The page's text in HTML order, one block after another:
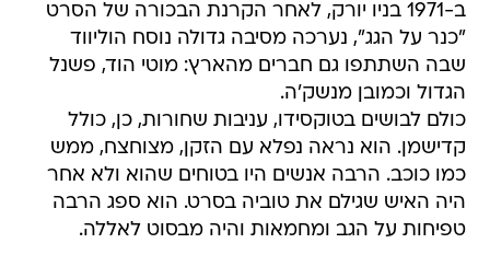
ב-1971 בניו יורק, לאחר הקרנת הבכורה של הסרט
"כנר על הגג", נערכה מסיבה גדולה נוסח הוליווד
שבה השתתפו גם חברים מהארץ: מוטי הוד, פשנל
הגדול וכמובן מנשק'ה.
כולם לבושים בטוקסידו, עניבות שחורות, כן, כולל
קדישמן. הוא נראה נפלא עם הזקן, מצוחצח, ממש
כמו כוכב. הרבה אנשים היו בטוחים שהוא ולא אחר
היה האיש שגילם את טוביה בסרט. הוא ספג הרבה
טפיחות על הגב ומחמאות והיה מבסוט לאללה.